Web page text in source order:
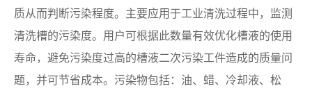
质从而判断污染程度。主要应用于工业清洗过程中，监测
清洗槽的污染度。用户可根据此数量有效优化槽液的使用
寿命，避免污染度过高的槽液二次污染工件造成的质量问
题，并可节省成本。污染物包括：油、蜡、冷却液、松